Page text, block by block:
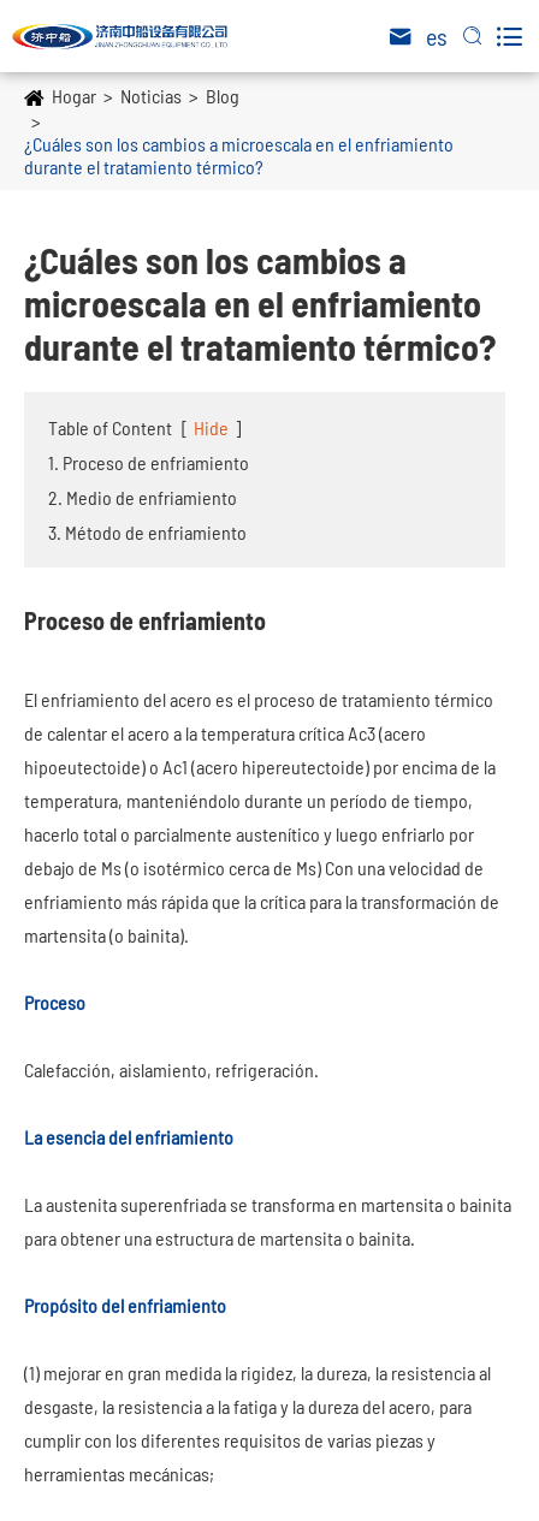
 es  
Hogar Noticias Blog
¿Cuáles son los cambios a microescala en el enfriamiento
durante el tratamiento térmico?
¿Cuáles son los cambios a
microescala en el enfriamiento
durante el tratamiento térmico?
Table of Content [ Hide ]
1. Proceso de enfriamiento
2. Medio de enfriamiento
3. Método de enfriamiento
Proceso de enfriamiento
El enfriamiento del acero es el proceso de tratamiento térmico
de calentar el acero a la temperatura crítica Ac3 (acero
hipoeutectoide) o Ac1 (acero hipereutectoide) por encima de la
temperatura, manteniéndolo durante un período de tiempo,
hacerlo total o parcialmente austenítico y luego enfriarlo por
debajo de Ms (o isotérmico cerca de Ms) Con una velocidad de
enfriamiento más rápida que la crítica para la transformación de
martensita (o bainita).
Proceso
Calefacción, aislamiento, refrigeración.
La esencia del enfriamiento
La austenita superenfriada se transforma en martensita o bainita
para obtener una estructura de martensita o bainita.
Propósito del enfriamiento
(1) mejorar en gran medida la rigidez, la dureza, la resistencia al
desgaste, la resistencia a la fatiga y la dureza del acero, para
cumplir con los diferentes requisitos de varias piezas y
herramientas mecánicas;